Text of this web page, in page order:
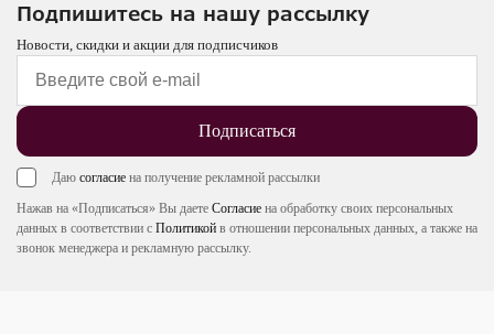
Подпишитесь на нашу рассылку
Новости, скидки и акции для подписчиков
Подписаться
Даю согласие на получение рекламной рассылки
Нажав на «Подписаться» Вы даете Согласие на обработку своих персональных
данных в соответствии с Политикой в отношении персональных данных, а также на
звонок менеджера и рекламную рассылку.